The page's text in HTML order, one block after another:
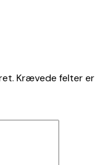
Krævede felter er